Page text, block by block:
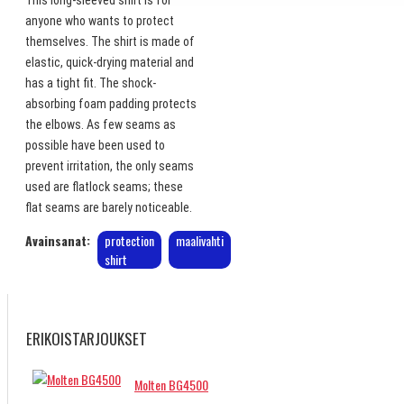
anyone who wants to protect
themselves. The shirt is made of
elastic, quick-drying material and
has a tight fit. The shock-
absorbing foam padding protects
the elbows. As few seams as
possible have been used to
prevent irritation, the only seams
used are flatlock seams; these
flat seams are barely noticeable.
Avainsanat:
protection
shirt
maalivahti
ERIKOISTARJOUKSET
Molten BG4500